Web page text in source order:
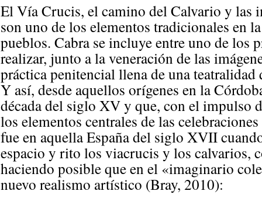
El Vía Crucis, el camino del Calvario y las
son uno de los elementos tradicionales en
pueblos. Cabra se incluye entre uno de los
realizar, junto a la veneración de las
práctica penitencial llena de una
Y así, desde aquellos orígenes en la
década del siglo XV y que, con el impulso
los elementos centrales de las
fue en aquella España del siglo XVII
espacio y rito los viacrucis y los calvarios,
haciendo posible que en el «imaginario
nuevo realismo artístico (Bray, 2010):